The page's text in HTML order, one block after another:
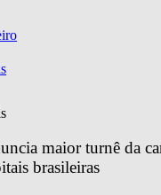
maior turnê da
brasileiras